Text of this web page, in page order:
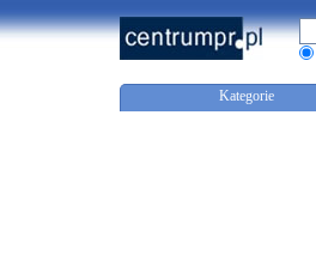
Kategorie